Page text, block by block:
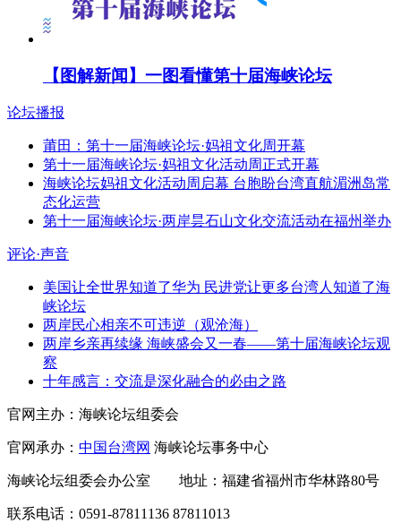
【图解新闻】一图看懂第十届海峡论坛
论坛播报
莆田：第十一届海峡论坛·妈祖文化周开幕
第十一届海峡论坛·妈祖文化活动周正式开幕
海峡论坛妈祖文化活动周启幕 台胞盼台湾直航湄洲岛常
态化运营
第十一届海峡论坛·两岸昙石山文化交流活动在福州举办
评论·声音
美国让全世界知道了华为 民进党让更多台湾人知道了海
峡论坛
两岸民心相亲不可违逆（观沧海）
两岸乡亲再续缘 海峡盛会又一春——第十届海峡论坛观
察
十年感言：交流是深化融合的必由之路
官网主办：海峡论坛组委会
官网承办： 中国台湾网 海峡论坛事务中心
海峡论坛组委会办公室 地址：福建省福州市华林路80号
联系电话：0591-87811136 87811013